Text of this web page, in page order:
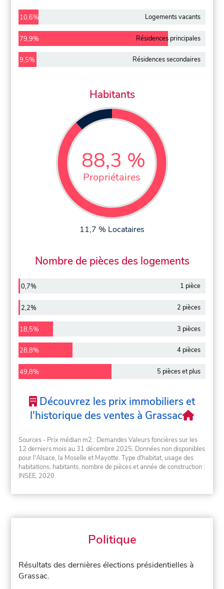
10,6% Logements vacants
79,9% Résidences principales
9,5% Résidences secondaires
Habitants
88,3 %
Propriétaires
11,7 % Locataires
Nombre de pièces des logements
0,7% 1 pièce
2,2% 2 pièces
18,5% 3 pièces
28,8% 4 pièces
49,8% 5 pièces et plus
Découvrez les prix immobiliers et
l'historique des ventes à Grassac
Sources - Prix médian m2 : Demandes Valeurs foncières sur les
12 derniers mois au 31 décembre 2025. Données non disponibles
pour l'Alsace, la Moselle et Mayotte. Type d'habitat, usage des
habitations, habitants, nombre de pièces et année de construction :
INSEE, 2020.
Politique
Résultats des dernières élections présidentielles à
Grassac.